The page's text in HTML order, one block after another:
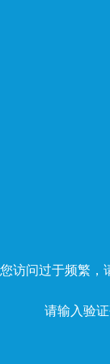
访问过于频繁，
请输入验